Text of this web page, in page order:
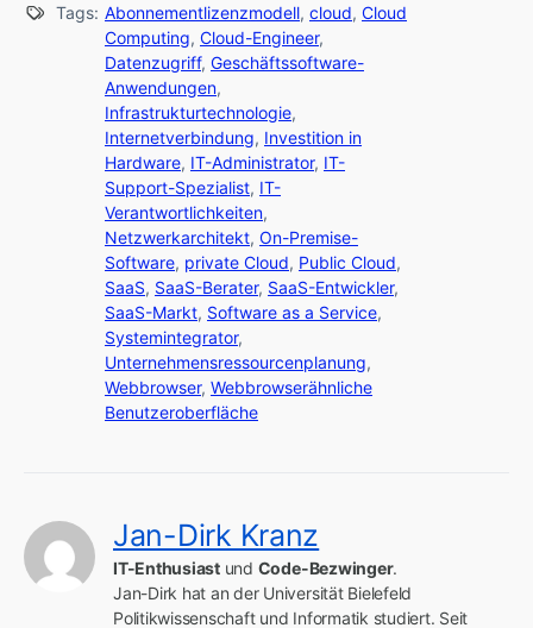
Tags: Abonnementlizenzmodell, cloud, Cloud
Computing, Cloud-Engineer,
Datenzugriff, Geschäftssoftware-
Anwendungen,
Infrastrukturtechnologie,
Internetverbindung, Investition in
Hardware, IT-Administrator, IT-
Support-Spezialist, IT-
Verantwortlichkeiten,
Netzwerkarchitekt, On-Premise-
Software, private Cloud, Public Cloud,
SaaS, SaaS-Berater, SaaS-Entwickler,
SaaS-Markt, Software as a Service,
Systemintegrator,
Unternehmensressourcenplanung,
Webbrowser, Webbrowserähnliche
Benutzeroberfläche
Jan-Dirk Kranz
IT-Enthusiast und Code-Bezwinger.
Jan-Dirk hat an der Universität Bielefeld
Politikwissenschaft und Informatik studiert. Seit